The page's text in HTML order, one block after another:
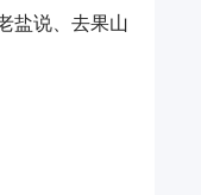
盐说、去果山